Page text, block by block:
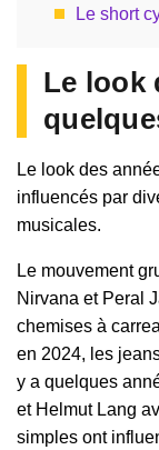
Le short
Le look
Le look des
influencés par
musicales.
Le mouvement
Nirvana et Peral
chemises à
en 2024, les
y a quelques
et Helmut Lang
simples ont